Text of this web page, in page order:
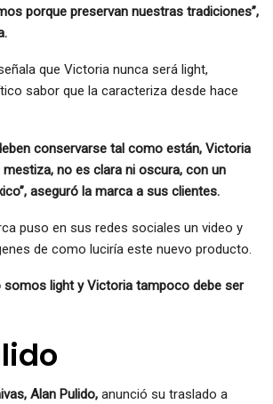
porque preservan nuestras tradiciones”,
que Victoria nunca será light,
sabor que la caracteriza desde hace
conservarse tal como están, Victoria
no es clara ni oscura, con un
aseguró la marca a sus clientes.
puso en sus redes sociales un video y
de como luciría este nuevo producto.
somos light y Victoria tampoco debe ser
Alan Pulido, anunció su traslado a